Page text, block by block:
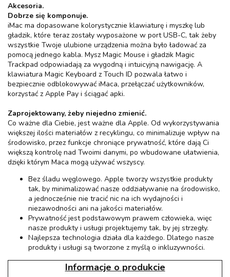
Akcesoria.
Dobrze się komponuje.
iMac ma dopasowane kolorystycznie klawiaturę i myszkę lub
gładzik, które teraz zostały wyposażone w port USB-C, tak żeby
wszystkie Twoje ulubione urządzenia można było ładować za
pomocą jednego kabla. Mysz Magic Mouse i gładzik Magic
Trackpad odpowiadają za wygodną i intuicyjną nawigację. A
klawiatura Magic Keyboard z Touch ID pozwala łatwo i
bezpiecznie odblokowywać iMaca, przełączać użytkowników,
korzystać z Apple Pay i ściągać apki.
Zaprojektowany, żeby niejedno zmienić.
Co ważne dla Ciebie, jest ważne dla Apple. Od wykorzystywania
większej ilości materiałów z recyklingu, co minimalizuje wpływ na
środowisko, przez funkcje chroniące prywatność, które dają Ci
większą kontrolę nad Twoimi danymi, po wbudowane ułatwienia,
dzięki którym Maca mogą używać wszyscy.
Bez śladu węglowego. Apple tworzy wszystkie produkty
tak, by minimalizować nasze oddziaływanie na środowisko,
a jednocześnie nie tracić nic na ich wydajności i
niezawodności ani na jakości materiałów.
Prywatność jest podstawowym prawem człowieka, więc
nasze produkty i usługi projektujemy tak, by jej strzegły.
Najlepsza technologia działa dla każdego. Dlatego nasze
produkty i usługi są tworzone z myślą o inkluzywności.
Informacje o produkcie